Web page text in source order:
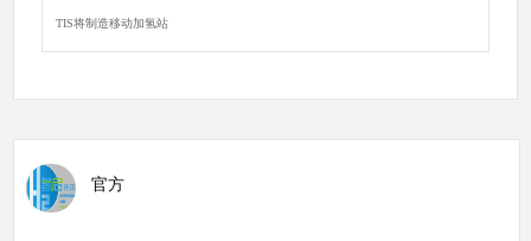
TIS将制造移动加氢站
官方